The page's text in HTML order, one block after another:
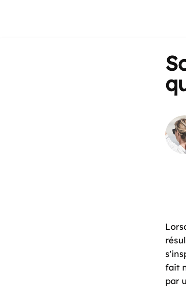
fait
par